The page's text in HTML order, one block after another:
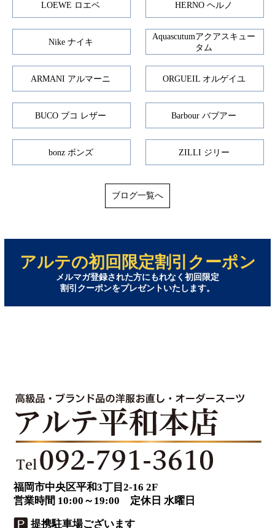
LOEWE ロエベ HERNO ヘルノ
Nike ナイキ
Aquascutumアクアスキュー
タム
ARMANI アルマーニ ORGUEIL オルゲイユ
BUCO ブコ レザー Barbour バブアー
bonz ボンズ ZILLI ジリー
ブログ一覧へ
アルテの初回限定割引クーポン
メルマガ登録された方にもれなく初回限定
割引クーポンをプレゼントいたします。
福岡市中央区平和3丁目2-16 2F
営業時間 10:00～19:00 定休日 水曜日
提携駐車場ございます